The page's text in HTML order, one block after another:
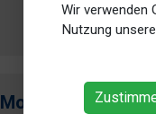
Wir verwenden
Nutzung
Mobile